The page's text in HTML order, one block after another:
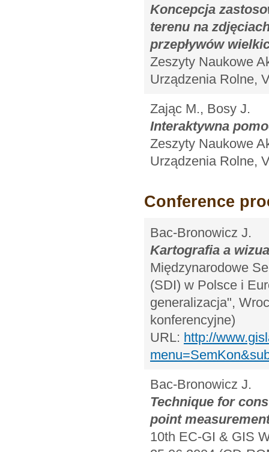
Koncepcja
terenu na
przepływów
Zeszyty Naukowe
Urządzenia Rolne,
Zając M., Bosy J.
Interaktywna
Zeszyty Naukowe
Urządzenia Rolne,
Conference
Bac-Bronowicz J.
Kartografia a
Międzynarodowe
(SDI) w Polsce i
generalizacja",
konferencyjne)
URL: http://
Bac-Bronowicz J.
Technique for
point
10th EC-GI & GIS